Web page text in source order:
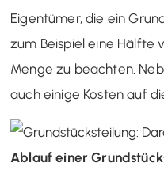
Eigentümer, die ein
zum Beispiel eine Hälfte
Menge zu beachten.
auch einige Kosten auf
Ablauf einer